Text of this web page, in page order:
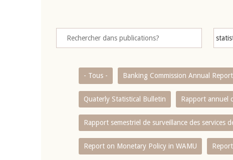
- Tous - Banking Commission Annual Report
Quaterly Statistical Bulletin Rapport annuel
Rapport semestriel de surveillance des services
Report on Monetary Policy in WAMU